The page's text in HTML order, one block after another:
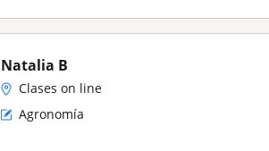
Natalia B
Clases on line
Agronomía